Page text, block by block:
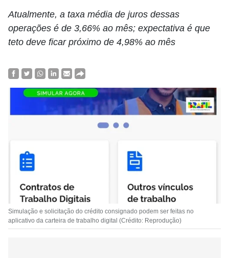
Atualmente, a taxa média de juros dessas
operações é de 3,66% ao mês; expectativa é que
teto deve ficar próximo de 4,98% ao mês
Simulação e solicitação do crédito consignado podem ser feitas no
aplicativo da carteira de trabalho digital (Crédito: Reprodução)